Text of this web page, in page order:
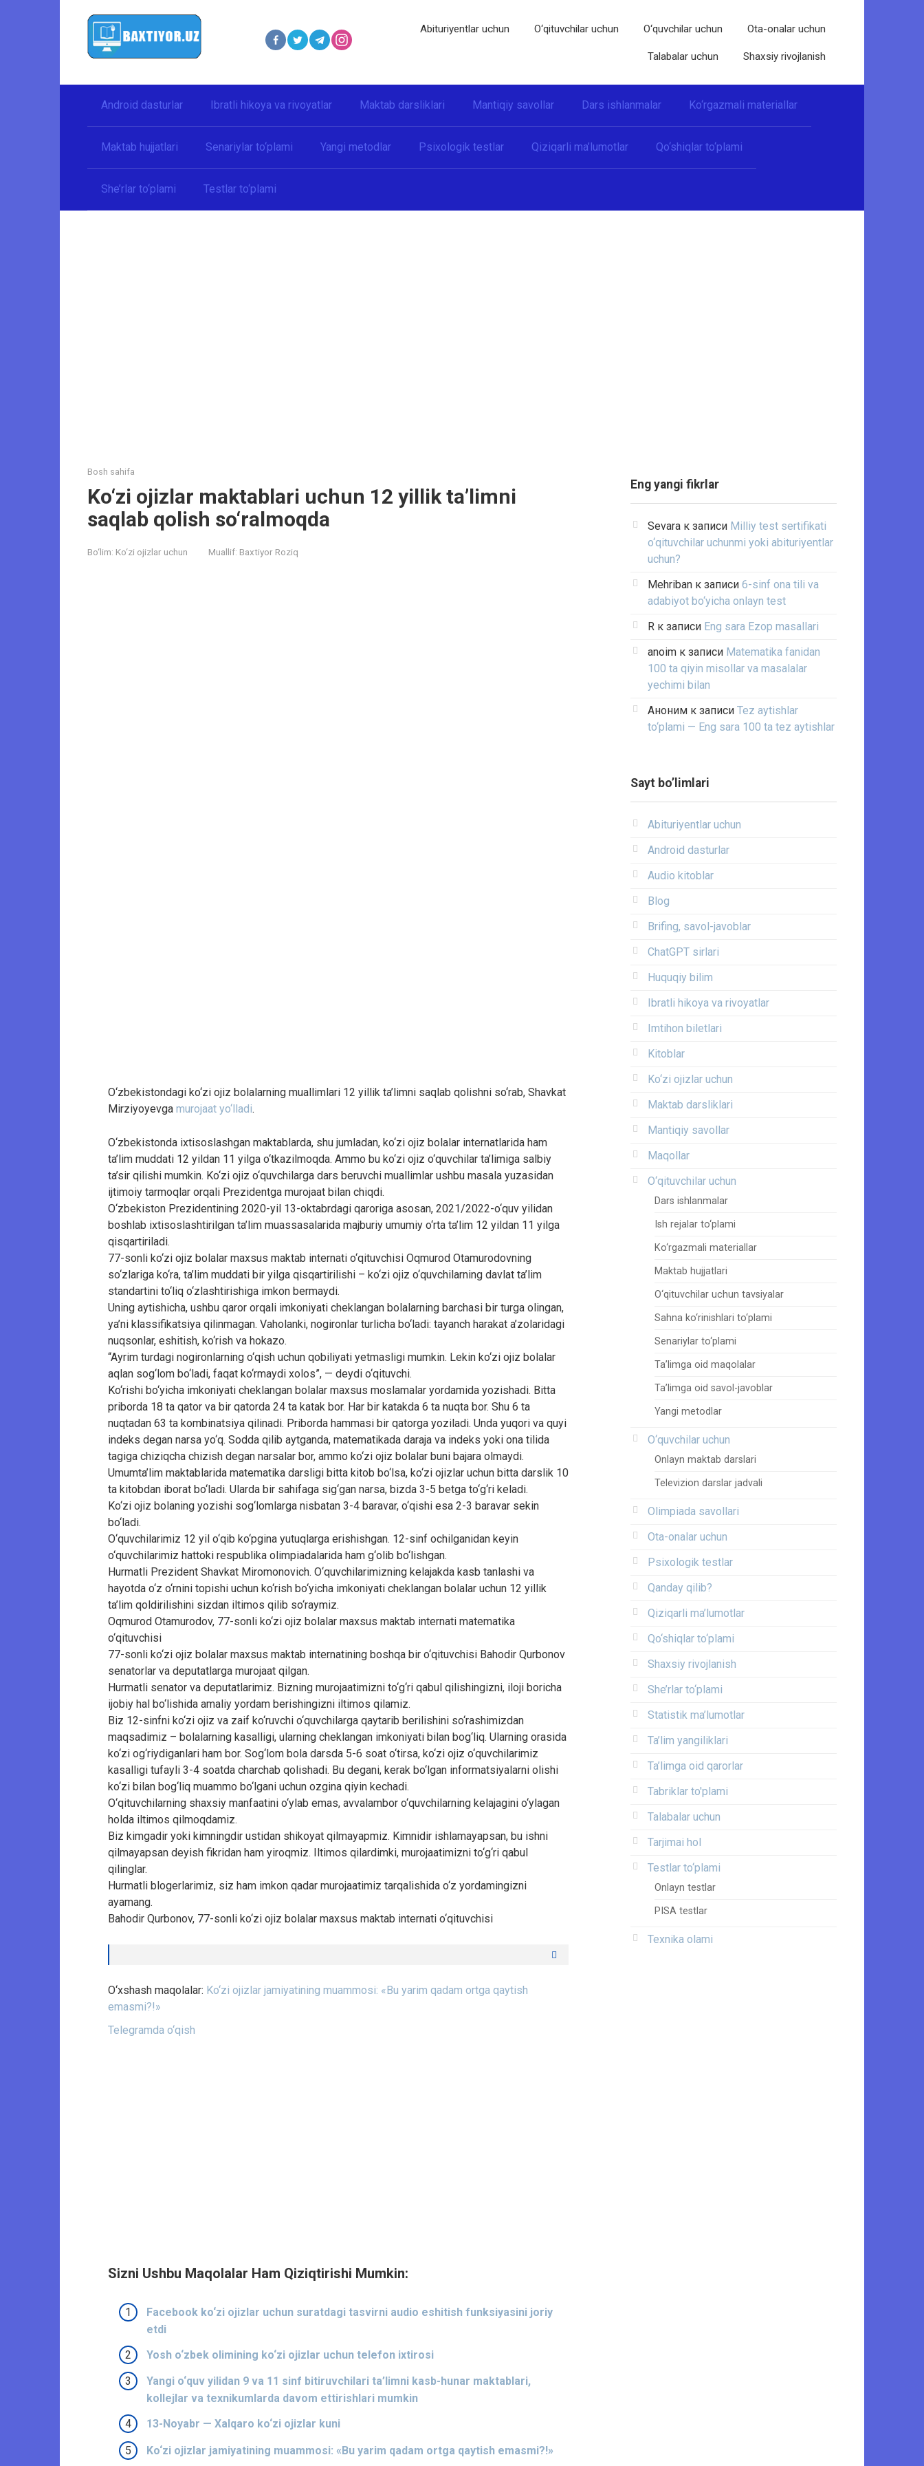
Abituriyentlar uchun O‘qituvchilar uchun O‘quvchilar uchun Ota-onalar uchun
Talabalar uchun Shaxsiy rivojlanish
Android dasturlar Ibratli hikoya va rivoyatlar Maktab darsliklari Mantiqiy savollar Dars ishlanmalar Ko‘rgazmali materiallar
Maktab hujjatlari Senariylar to‘plami Yangi metodlar Psixologik testlar Qiziqarli ma’lumotlar Qo‘shiqlar to‘plami
She’rlar to‘plami Testlar to‘plami
Bosh sahifa
Ko‘zi ojizlar maktablari uchun 12 yillik ta’limni
saqlab qolish so‘ralmoqda
Bo‘lim: Ko‘zi ojizlar uchun Muallif: Baxtiyor Roziq
O‘zbekistondagi ko‘zi ojiz bolalarning muallimlari 12 yillik ta’limni saqlab qolishni so‘rab, Shavkat
Mirziyoyevga murojaat yo‘lladi.
O‘zbekistonda ixtisoslashgan maktablarda, shu jumladan, ko‘zi ojiz bolalar internatlarida ham
ta’lim muddati 12 yildan 11 yilga o‘tkazilmoqda. Ammo bu ko‘zi ojiz o‘quvchilar ta’limiga salbiy
ta’sir qilishi mumkin. Ko‘zi ojiz o‘quvchilarga dars beruvchi muallimlar ushbu masala yuzasidan
ijtimoiy tarmoqlar orqali Prezidentga murojaat bilan chiqdi.
O‘zbekiston Prezidentining 2020-yil 13-oktabrdagi qaroriga asosan, 2021/2022-o‘quv yilidan
boshlab ixtisoslashtirilgan ta’lim muassasalarida majburiy umumiy o‘rta ta’lim 12 yildan 11 yilga
qisqartiriladi.
77-sonli ko‘zi ojiz bolalar maxsus maktab internati o‘qituvchisi Oqmurod Otamurodovning
so‘zlariga ko‘ra, ta’lim muddati bir yilga qisqartirilishi – ko‘zi ojiz o‘quvchilarning davlat ta’lim
standartini to‘liq o‘zlashtirishiga imkon bermaydi.
Uning aytishicha, ushbu qaror orqali imkoniyati cheklangan bolalarning barchasi bir turga olingan,
ya’ni klassifikatsiya qilinmagan. Vaholanki, nogironlar turlicha bo‘ladi: tayanch harakat a’zolaridagi
nuqsonlar, eshitish, ko‘rish va hokazo.
“Ayrim turdagi nogironlarning o‘qish uchun qobiliyati yetmasligi mumkin. Lekin ko‘zi ojiz bolalar
aqlan sog‘lom bo‘ladi, faqat ko‘rmaydi xolos”, — deydi o‘qituvchi.
Ko‘rishi bo‘yicha imkoniyati cheklangan bolalar maxsus moslamalar yordamida yozishadi. Bitta
priborda 18 ta qator va bir qatorda 24 ta katak bor. Har bir katakda 6 ta nuqta bor. Shu 6 ta
nuqtadan 63 ta kombinatsiya qilinadi. Priborda hammasi bir qatorga yoziladi. Unda yuqori va quyi
indeks degan narsa yo‘q. Sodda qilib aytganda, matematikada daraja va indeks yoki ona tilida
tagiga chiziqcha chizish degan narsalar bor, ammo ko‘zi ojiz bolalar buni bajara olmaydi.
Umumta’lim maktablarida matematika darsligi bitta kitob bo‘lsa, ko‘zi ojizlar uchun bitta darslik 10
ta kitobdan iborat bo‘ladi. Ularda bir sahifaga sig‘gan narsa, bizda 3-5 betga to‘g‘ri keladi.
Ko‘zi ojiz bolaning yozishi sog‘lomlarga nisbatan 3-4 baravar, o‘qishi esa 2-3 baravar sekin
bo‘ladi.
O‘quvchilarimiz 12 yil o‘qib ko‘pgina yutuqlarga erishishgan. 12-sinf ochilganidan keyin
o‘quvchilarimiz hattoki respublika olimpiadalarida ham g‘olib bo‘lishgan.
Hurmatli Prezident Shavkat Miromonovich. O‘quvchilarimizning kelajakda kasb tanlashi va
hayotda o‘z o‘rnini topishi uchun ko‘rish bo‘yicha imkoniyati cheklangan bolalar uchun 12 yillik
ta’lim qoldirilishini sizdan iltimos qilib so‘raymiz.
Oqmurod Otamurodov, 77-sonli ko‘zi ojiz bolalar maxsus maktab internati matematika
o‘qituvchisi
77-sonli ko‘zi ojiz bolalar maxsus maktab internatining boshqa bir o‘qituvchisi Bahodir Qurbonov
senatorlar va deputatlarga murojaat qilgan.
Hurmatli senator va deputatlarimiz. Bizning murojaatimizni to‘g‘ri qabul qilishingizni, iloji boricha
ijobiy hal bo‘lishida amaliy yordam berishingizni iltimos qilamiz.
Biz 12-sinfni ko‘zi ojiz va zaif ko‘ruvchi o‘quvchilarga qaytarib berilishini so‘rashimizdan
maqsadimiz – bolalarning kasalligi, ularning cheklangan imkoniyati bilan bog‘liq. Ularning orasida
ko‘zi og‘riydiganlari ham bor. Sog‘lom bola darsda 5-6 soat o‘tirsa, ko‘zi ojiz o‘quvchilarimiz
kasalligi tufayli 3-4 soatda charchab qolishadi. Bu degani, kerak bo‘lgan informatsiyalarni olishi
ko‘zi bilan bog‘liq muammo bo‘lgani uchun ozgina qiyin kechadi.
O‘qituvchilarning shaxsiy manfaatini o‘ylab emas, avvalambor o‘quvchilarning kelajagini o‘ylagan
holda iltimos qilmoqdamiz.
Biz kimgadir yoki kimningdir ustidan shikoyat qilmayapmiz. Kimnidir ishlamayapsan, bu ishni
qilmayapsan deyish fikridan ham yiroqmiz. Iltimos qilardimki, murojaatimizni to‘g‘ri qabul
qilinglar.
Hurmatli blogerlarimiz, siz ham imkon qadar murojaatimiz tarqalishida o‘z yordamingizni
ayamang.
Bahodir Qurbonov, 77-sonli ko‘zi ojiz bolalar maxsus maktab internati o‘qituvchisi
O‘xshash maqolalar: Ko‘zi ojizlar jamiyatining muammosi: «Bu yarim qadam ortga qaytish
emasmi?!»
Telegramda o‘qish
Sizni Ushbu Maqolalar Ham Qiziqtirishi Mumkin:
Facebook ko‘zi ojizlar uchun suratdagi tasvirni audio eshitish funksiyasini joriy
etdi
Yosh o‘zbek olimining ko‘zi ojizlar uchun telefon ixtirosi
Yangi o‘quv yilidan 9 va 11 sinf bitiruvchilari ta’limni kasb-hunar maktablari,
kollejlar va texnikumlarda davom ettirishlari mumkin
13-Noyabr — Xalqaro ko‘zi ojizlar kuni
Ko‘zi ojizlar jamiyatining muammosi: «Bu yarim qadam ortga qaytish emasmi?!»
Eng yangi fikrlar
Sevara к записи Milliy test sertifikati
o‘qituvchilar uchunmi yoki abituriyentlar
uchun?
Mehriban к записи 6-sinf ona tili va
adabiyot bo‘yicha onlayn test
R к записи Eng sara Ezop masallari
anoim к записи Matematika fanidan
100 ta qiyin misollar va masalalar
yechimi bilan
Аноним к записи Tez aytishlar
to‘plami — Eng sara 100 ta tez aytishlar
Sayt bo’limlari
Abituriyentlar uchun
Android dasturlar
Audio kitoblar
Blog
Brifing, savol-javoblar
ChatGPT sirlari
Huquqiy bilim
Ibratli hikoya va rivoyatlar
Imtihon biletlari
Kitoblar
Ko‘zi ojizlar uchun
Maktab darsliklari
Mantiqiy savollar
Maqollar
O‘qituvchilar uchun
Dars ishlanmalar
Ish rejalar to‘plami
Ko‘rgazmali materiallar
Maktab hujjatlari
O‘qituvchilar uchun tavsiyalar
Sahna ko‘rinishlari to‘plami
Senariylar to‘plami
Ta’limga oid maqolalar
Ta’limga oid savol-javoblar
Yangi metodlar
O‘quvchilar uchun
Onlayn maktab darslari
Televizion darslar jadvali
Olimpiada savollari
Ota-onalar uchun
Psixologik testlar
Qanday qilib?
Qiziqarli ma’lumotlar
Qo‘shiqlar to‘plami
Shaxsiy rivojlanish
She’rlar to‘plami
Statistik ma’lumotlar
Ta’lim yangiliklari
Ta’limga oid qarorlar
Tabriklar to'plami
Talabalar uchun
Tarjimai hol
Testlar to‘plami
Onlayn testlar
PISA testlar
Texnika olami